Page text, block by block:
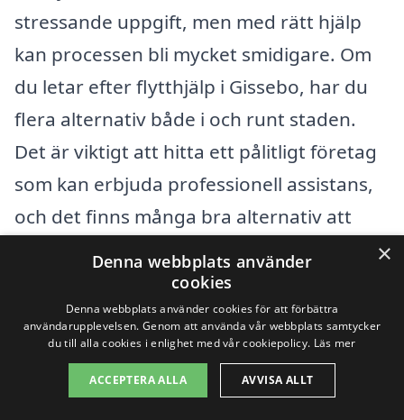
stressande uppgift, men med rätt hjälp
kan processen bli mycket smidigare. Om
du letar efter flytthjälp i Gissebo, har du
flera alternativ både i och runt staden.
Det är viktigt att hitta ett pålitligt företag
som kan erbjuda professionell assistans,
och det finns många bra alternativ att
När du söker flytthjälp i närliggande
områden, kan du överväga företag som
erbjuder tjänster i följande städer:
×
Denna webbplats använder
cookies
Denna webbplats använder cookies för att förbättra
användarupplevelsen. Genom att använda vår webbplats samtycker
du till alla cookies i enlighet med vår cookiepolicy. Läs mer
ACCEPTERA ALLA AVVISA ALLT